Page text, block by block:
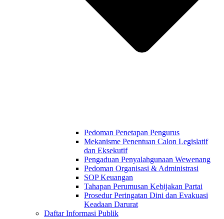
Pedoman Penetapan Pengurus
Mekanisme Penentuan Calon Legislatif
dan Eksekutif
Pengaduan Penyalahgunaan Wewenang
Pedoman Organisasi & Administrasi
SOP Keuangan
Tahapan Perumusan Kebijakan Partai
Prosedur Peringatan Dini dan Evakuasi
Keadaan Darurat
Daftar Informasi Publik